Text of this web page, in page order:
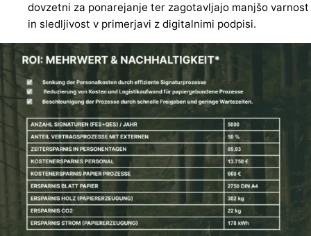
dovzetni za ponarejanje ter zagotavljajo manjšo varnost
in sledljivost v primerjavi z digitalnimi podpisi.